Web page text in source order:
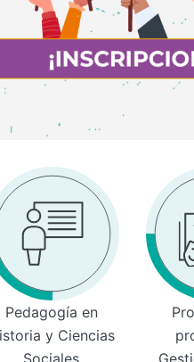
Pedagogía en
y Ciencias
Sociales